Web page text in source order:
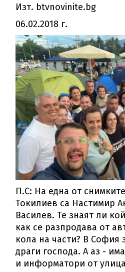
Изт. btvnovinite.bg
06.02.2018 г.
П.С: На една от
Токилиев са Настимир
Василев. Те знаят ли
как се разпродава от
кола на части? В София
драги господа. А аз -
и информатори от